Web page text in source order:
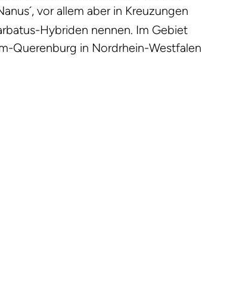
vor allem aber in Kreuzungen
Hybriden nennen. Im Gebiet
Querenburg in Nordrhein-Westfalen